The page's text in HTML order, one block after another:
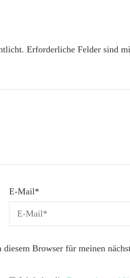
Erforderliche Felder sind
E-Mail*
Browser für meinen